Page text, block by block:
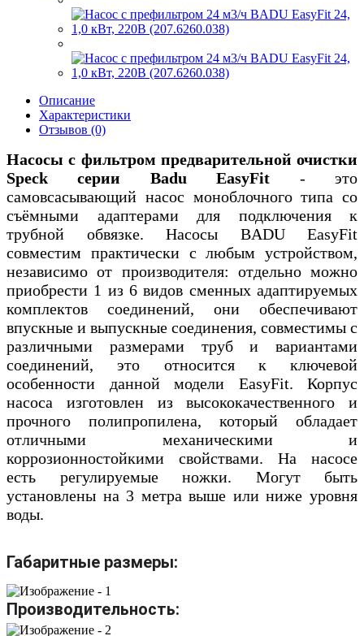
Описание
Характеристики
Отзывов (0)
Насосы с фильтром предварительной очистки
Speck серии Badu EasyFit - это
самовсасывающий насос моноблочного типа со
съёмными адаптерами для подключения к
трубной обвязке. Насосы BADU EasyFit
совместим практически с любым устройством,
независимо от производителя: отдельно можно
приобрести 1 из 6 видов сменных адаптируемых
комплектов соединений, они обеспечивают
впускные и выпускные соединения, совместимы с
различными размерами труб и вариантами
соединений, это относится к ключевой
особенности данной модели EasyFit. Корпус
насоса изготовлен из высококачественного и
прочного полипропилена, который обладает
отличными механическими и
коррозионностойкими свойствами. На насосе
есть регулируемые ножки. Могут быть
установлены на 3 метра выше или ниже уровня
воды.
Габаритные размеры:
Производительность: